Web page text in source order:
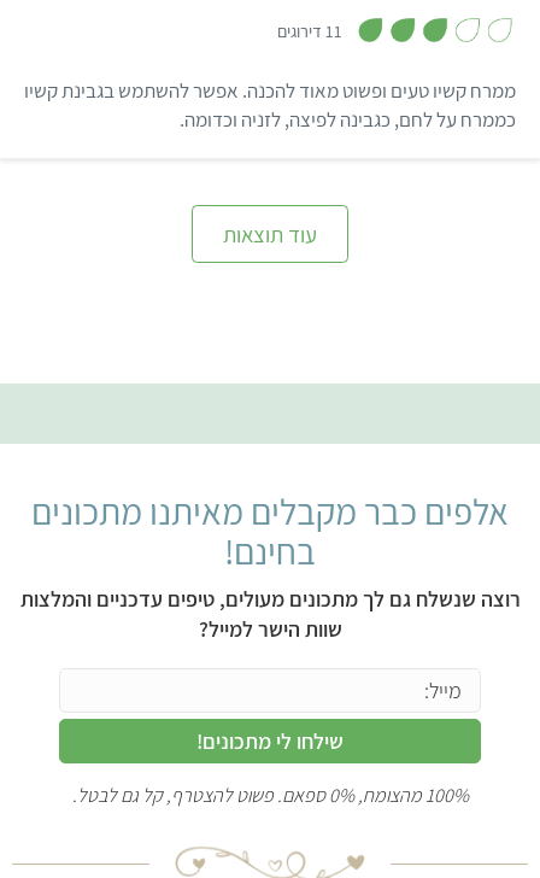
11 דירוגים
ת
ו
ך
ממרח קשיו טעים ופשוט מאוד להכנה. אפשר להשתמש בגבינת קשיו
כממרח על לחם, כגבינה לפיצה, לזניה וכדומה.
עוד תוצאות
אלפים כבר מקבלים מאיתנו מתכונים
בחינם!
רוצה שנשלח גם לך מתכונים מעולים, טיפים עדכניים והמלצות
שוות הישר למייל?
שילחו לי מתכונים!
100% מהצומח, 0% ספאם. פשוט להצטרף, קל גם לבטל.